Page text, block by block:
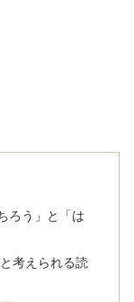
ろう」と「は
考えられる読